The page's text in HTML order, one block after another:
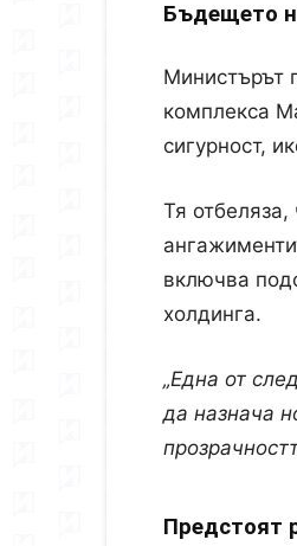
Бъдещето
Министърът
комплекса
сигурност,
Тя отбеляза,
включва
холдинга.
„Една от
да назнача
Предстоят